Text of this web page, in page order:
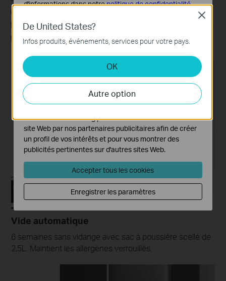
une expérience de nettoyage véritablement sans
tracas, réinventant la façon dont vous effectuez les
tâches ménagères.
Vide automatique
6 semaines sans vidange avec sac à poussière scellé de
2,5L. Maintient les allergènes verrouillés.
De United States?
Infos produits, événements, services pour votre pays.
OK
Autre option
Close
d'informations dans notrepolitique de confidentialité.
Cookies basiques
Ces cookies sont nécessaires au fonctionnement du
site Web et ne peuvent pas être désactivés dans vos
Cookies d'analyse et marketing
Les cookies d'analyse nous permettent d'analyser vos
activités sur notre site Web pour améliorer et ajuster les
fonctionnalités de notre site Web.
Les cookies marketing peuvent être définis via notre
site Web par nos partenaires publicitaires afin de créer
un profil de vos intérêts et pour vous montrer des
publicités pertinentes sur d'autres sites Web.
Accepter tous les cookies
Enregistrer les paramètres